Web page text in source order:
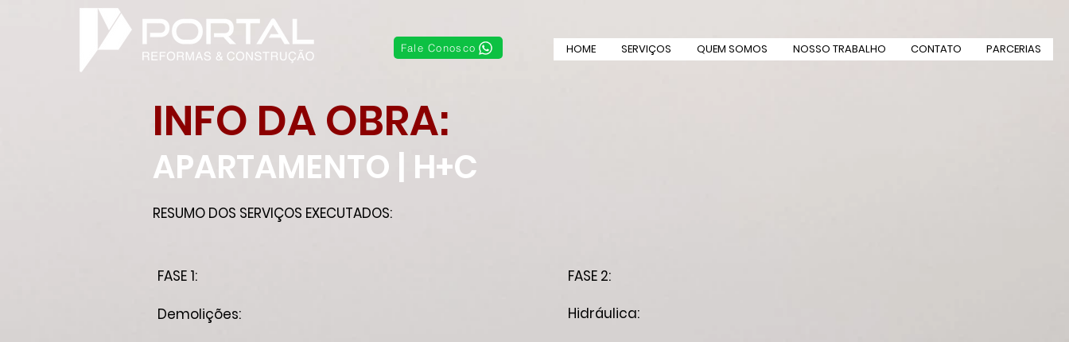
HOME SERVIÇOS QUEM SOMOS NOSSO TRABALHO CONTATO PARCERIAS
Fale Conosco
INFO DA OBRA:
APARTAMENTO | H+C
RESUMO DOS SERVIÇOS EXECUTADOS:
FASE 1:
Demolições:
FASE 2:
Hidráulica: